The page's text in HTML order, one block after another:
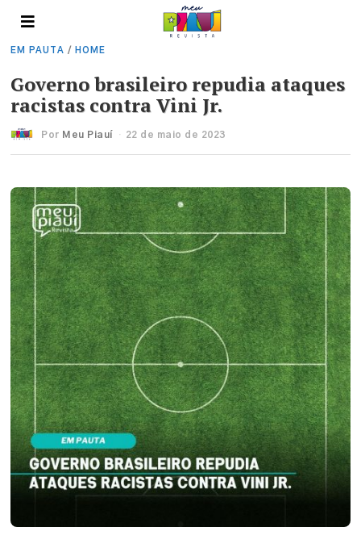
EM PAUTA / HOME
Governo brasileiro repudia ataques
racistas contra Vini Jr.
Por Meu Piauí 22 de maio de 2023